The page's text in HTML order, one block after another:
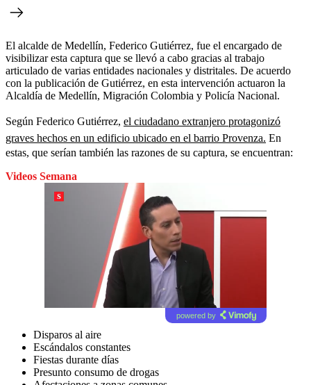
El alcalde de Medellín, Federico Gutiérrez, fue el encargado de
visibilizar esta captura que se llevó a cabo gracias al trabajo
articulado de varias entidades nacionales y distritales. De acuerdo
con la publicación de Gutiérrez, en esta intervención actuaron la
Alcaldía de Medellín, Migración Colombia y Policía Nacional.
Según Federico Gutiérrez, el ciudadano extranjero protagonizó
graves hechos en un edificio ubicado en el barrio Provenza. En
estas, que serían también las razones de su captura, se encuentran:
Videos Semana
powered by
Disparos al aire
Escándalos constantes
Fiestas durante días
Presunto consumo de drogas